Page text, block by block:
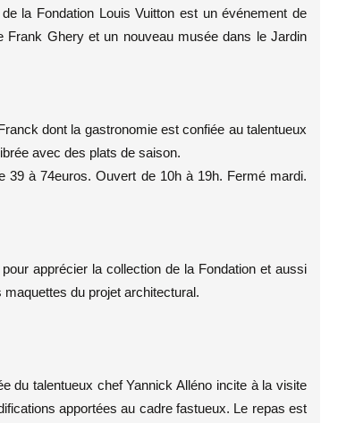
la Fondation Louis Vuitton est un événement de
Ghery et un nouveau musée dans le Jardin
dont la gastronomie est confiée au talentueux
avec des plats de saison.
39 à 74euros. Ouvert de 10h à 19h. Fermé mardi.
apprécier la collection de la Fondation et aussi
du projet architectural.
du talentueux chef Yannick Alléno incite à la visite
apportées au cadre fastueux. Le repas est